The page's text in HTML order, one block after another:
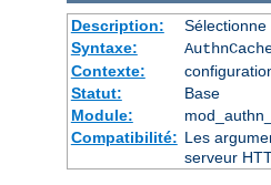
Description:
Syntaxe:
Contexte:
Statut:
Base
Module:
Compatibilité: Les
serveur